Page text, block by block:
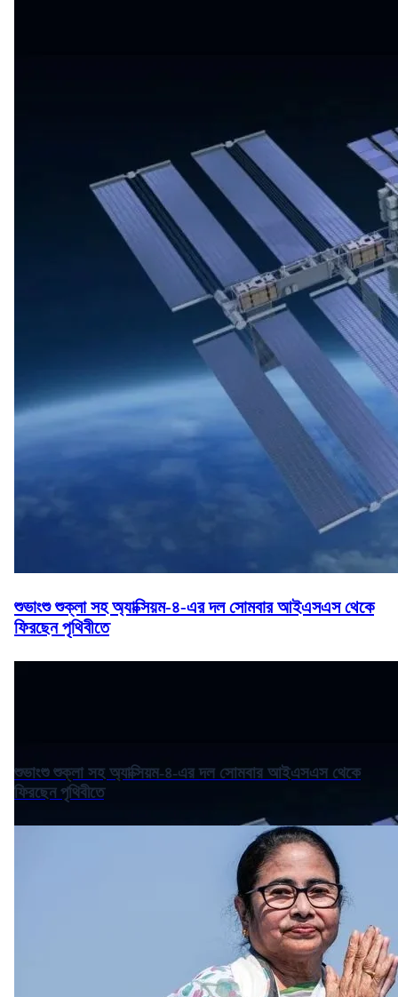
শুভাংশু শুক্লা সহ অ্যাক্সিয়ম-৪-এর দল সোমবার আইএসএস থেকে
ফিরছেন পৃথিবীতে
শুভাংশু শুক্লা সহ অ্যাক্সিয়ম-৪-এর দল সোমবার আইএসএস থেকে
ফিরছেন পৃথিবীতে